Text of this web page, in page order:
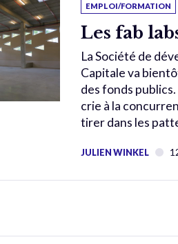
EMPLOI/FORMATION
Les fab
La Société de
Capitale va
des fonds
crie à la
tirer dans les
JULIEN WINKEL